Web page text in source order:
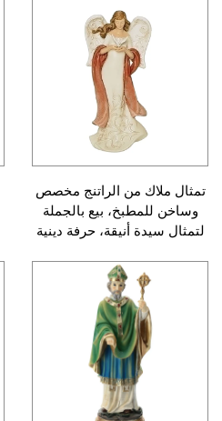
تمثال ملاك من الراتنج مخصص
وساخن للمطبخ، بيع بالجملة
لتمثال سيدة أنيقة، حرفة دينية